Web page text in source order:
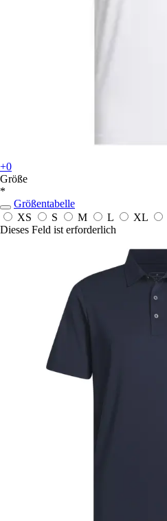
+0
Größe
*
Größentabelle
XS
S M L XL
Dieses Feld ist erforderlich